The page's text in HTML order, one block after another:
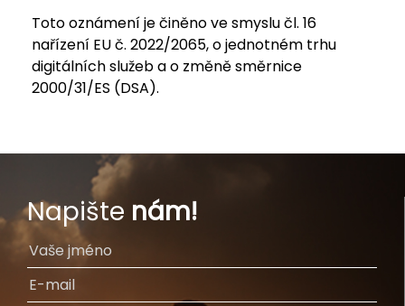
Toto oznámení je činěno ve smyslu čl. 16
nařízení EU č. 2022/2065, o jednotném trhu
digitálních služeb a o změně směrnice
2000/31/ES (DSA).
Napište nám!